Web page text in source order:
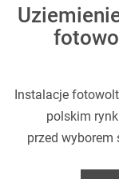
Instalacje
polskim
przed